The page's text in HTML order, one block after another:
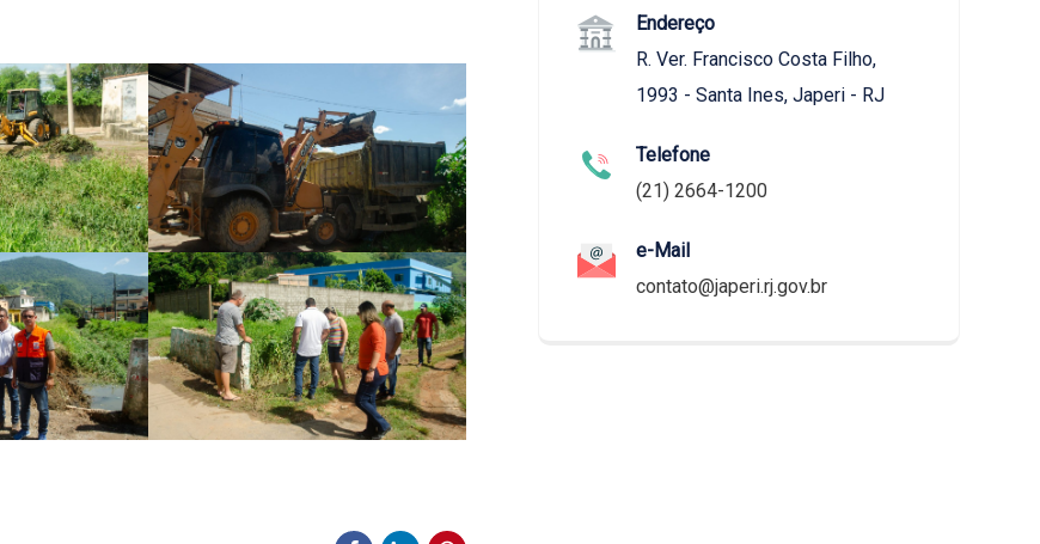
Endereço
R. Ver. Francisco Costa Filho,
1993 - Santa Ines, Japeri - RJ
Telefone
(21) 2664-1200
e-Mail
contato@japeri.rj.gov.br